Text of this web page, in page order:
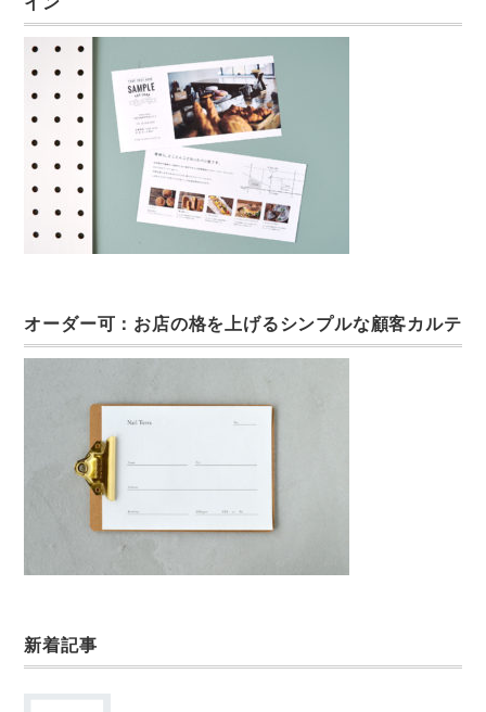
オーダー可：お店の格を上げるシンプルな顧客カルテ
新着記事